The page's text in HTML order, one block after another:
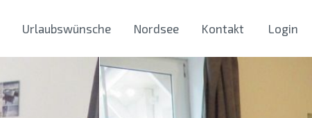
Urlaubswünsche Nordsee Kontakt Login